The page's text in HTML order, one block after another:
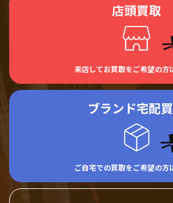
店頭買取
来店してお買取をご希望の方
ブランド宅配
ご自宅での買取をご希望の方